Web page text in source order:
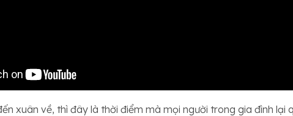
xuân về, thì đây là thời điểm mà mọi người trong gia đình